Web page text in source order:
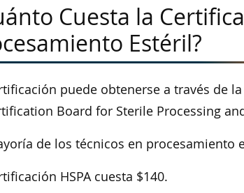
Cuesta la
Estéril?
puede obtenerse a través de
Board for Sterile Processing
de los técnicos en
HSPA cuesta $140.